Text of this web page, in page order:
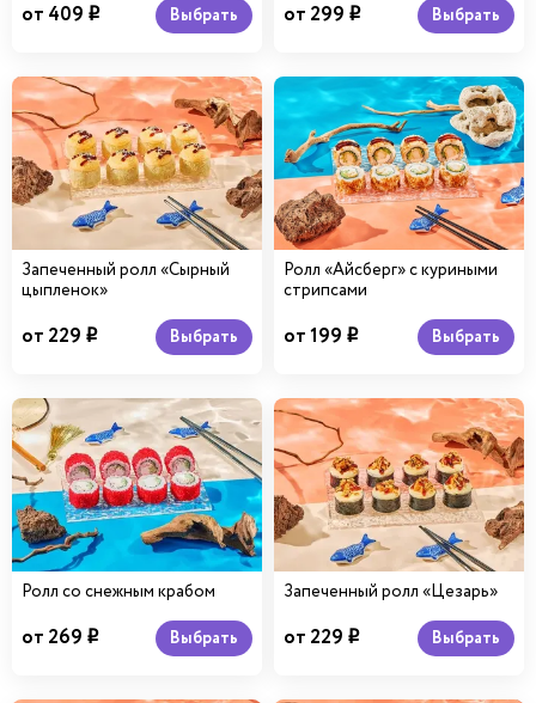
от 409 i Выбрать от 299 i Выбрать
Запеченный ролл «Сырный
цыпленок»
от 229 i Выбрать
Ролл «Айсберг» с куриными
стрипсами
от 199 i Выбрать
Ролл со снежным крабом
от 269 i Выбрать
Запеченный ролл «Цезарь»
от 229 i Выбрать